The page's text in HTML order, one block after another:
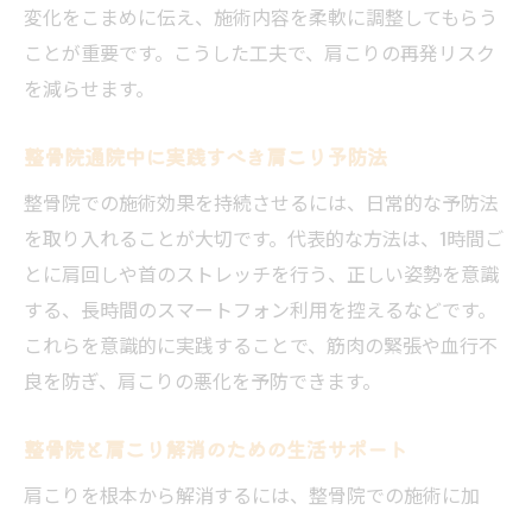
変化をこまめに伝え、施術内容を柔軟に調整してもらう
ことが重要です。こうした工夫で、肩こりの再発リスク
を減らせます。
整骨院通院中に実践すべき肩こり予防法
整骨院での施術効果を持続させるには、日常的な予防法
を取り入れることが大切です。代表的な方法は、1時間ご
とに肩回しや首のストレッチを行う、正しい姿勢を意識
する、長時間のスマートフォン利用を控えるなどです。
これらを意識的に実践することで、筋肉の緊張や血行不
良を防ぎ、肩こりの悪化を予防できます。
整骨院と肩こり解消のための生活サポート
肩こりを根本から解消するには、整骨院での施術に加